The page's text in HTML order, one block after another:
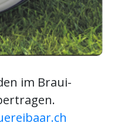
im Braui-